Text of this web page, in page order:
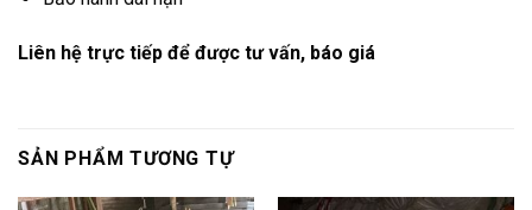
Liên hệ trực tiếp để được tư vấn, báo giá
SẢN PHẨM TƯƠNG TỰ